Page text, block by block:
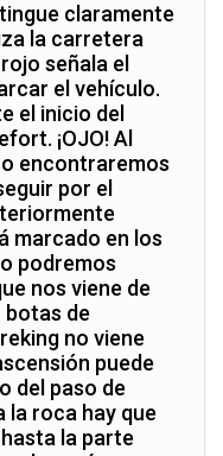
claramente
la carretera
señala el
el vehículo.
el inicio del
¡OJO! Al
encontraremos
por el
marcado en los
podremos
nos viene de
botas de
no viene
puede
del paso de
la roca hay que
la parte